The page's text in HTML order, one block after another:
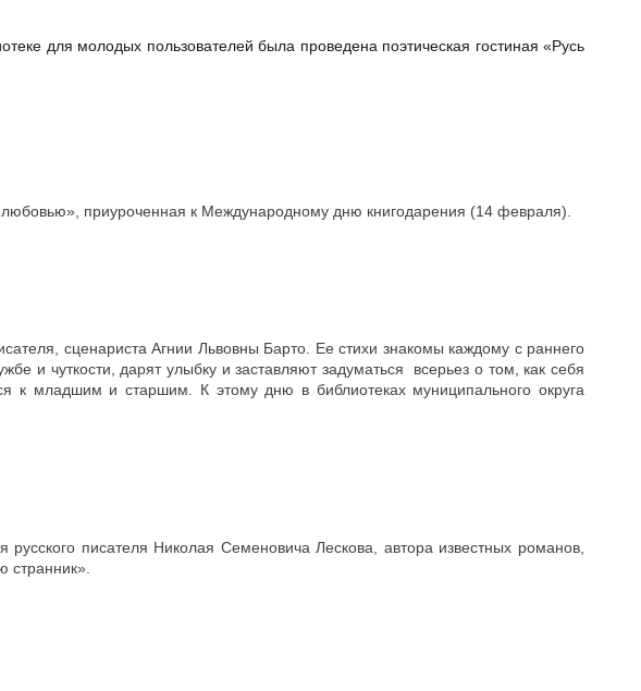
для молодых пользователей была проведена поэтическая гостиная «Русь
приуроченная к Международному дню книгодарения (14 февраля).
сценариста Агнии Львовны Барто. Ее стихи знакомы каждому с раннего
и чуткости, дарят улыбку и заставляют задуматься всерьез о том, как себя
к младшим и старшим. К этому дню в библиотеках муниципального округа
писателя Николая Семеновича Лескова, автора известных романов,
странник».